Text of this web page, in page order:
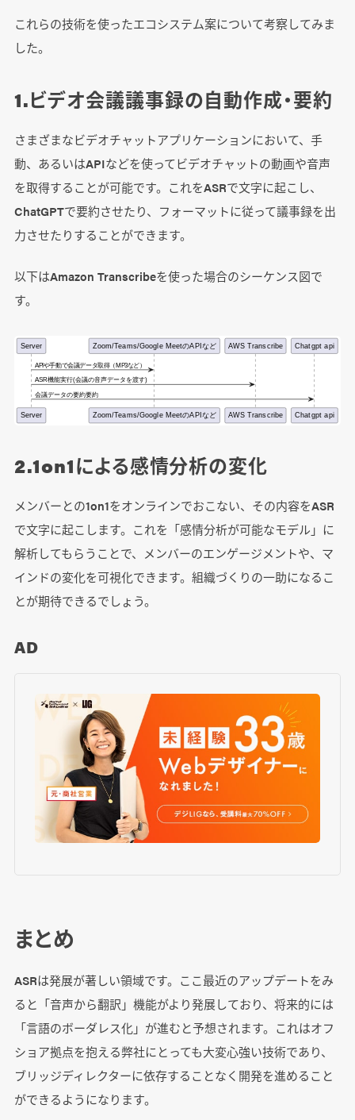
これらの技術を使ったエコシステム案について考察してみま
した。
1.ビデオ会議議事録の自動作成・要約
さまざまなビデオチャットアプリケーションにおいて、手
動、あるいはAPIなどを使ってビデオチャットの動画や音声
を取得することが可能です。これをASRで文字に起こし、
ChatGPTで要約させたり、フォーマットに従って議事録を出
力させたりすることができます。
以下はAmazon Transcribeを使った場合のシーケンス図で
す。
2.1on1による感情分析の変化
メンバーとの1on1をオンラインでおこない、その内容をASR
で文字に起こします。これを「感情分析が可能なモデル」に
解析してもらうことで、メンバーのエンゲージメントや、マ
インドの変化を可視化できます。組織づくりの一助になるこ
とが期待できるでしょう。
AD
まとめ
ASRは発展が著しい領域です。ここ最近のアップデートをみ
ると「音声から翻訳」機能がより発展しており、将来的には
「言語のボーダレス化」が進むと予想されます。これはオフ
ショア拠点を抱える弊社にとっても大変心強い技術であり、
ブリッジディレクターに依存することなく開発を進めること
ができるようになります。